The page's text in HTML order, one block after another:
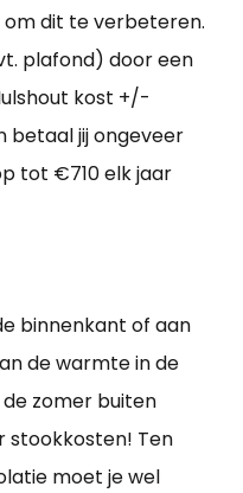
dit te verbeteren.
plafond) door een
kost +/-
betaal jij ongeveer
tot €710 elk jaar
binnenkant of aan
de warmte in de
zomer buiten
stookkosten! Ten
moet je wel